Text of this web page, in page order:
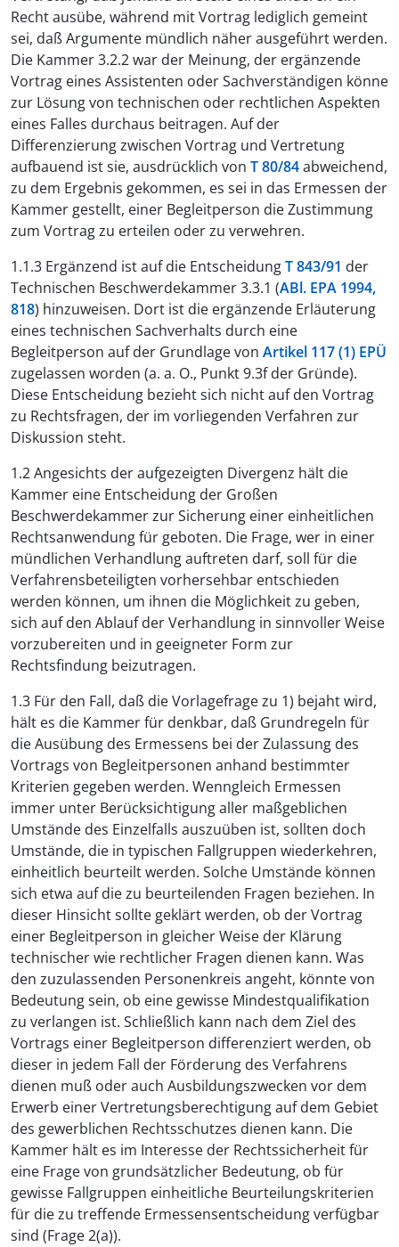
Recht ausübe, während mit Vortrag lediglich gemeint
sei, daß Argumente mündlich näher ausgeführt werden.
Die Kammer 3.2.2 war der Meinung, der ergänzende
Vortrag eines Assistenten oder Sachverständigen könne
zur Lösung von technischen oder rechtlichen Aspekten
eines Falles durchaus beitragen. Auf der
Differenzierung zwischen Vortrag und Vertretung
aufbauend ist sie, ausdrücklich von T 80/84abweichend,
zu dem Ergebnis gekommen, es sei in das Ermessen der
Kammer gestellt, einer Begleitperson die Zustimmung
zum Vortrag zu erteilen oder zu verwehren.
1.1.3 Ergänzend ist auf die EntscheidungT 843/91 der
Technischen Beschwerdekammer 3.3.1 (ABl. EPA 1994,
818) hinzuweisen. Dort ist die ergänzende Erläuterung
eines technischen Sachverhalts durch eine
Begleitperson auf der Grundlage von Artikel 117 (1) EPÜ
zugelassen worden (a. a. O., Punkt 9.3f der Gründe).
Diese Entscheidung bezieht sich nicht auf den Vortrag
zu Rechtsfragen, der im vorliegenden Verfahren zur
Diskussion steht.
1.2 Angesichts der aufgezeigten Divergenz hält die
Kammer eine Entscheidung der Großen
Beschwerdekammer zur Sicherung einer einheitlichen
Rechtsanwendung für geboten. Die Frage, wer in einer
mündlichen Verhandlung auftreten darf, soll für die
Verfahrensbeteiligten vorhersehbar entschieden
werden können, um ihnen die Möglichkeit zu geben,
sich auf den Ablauf der Verhandlung in sinnvoller Weise
vorzubereiten und in geeigneter Form zur
Rechtsfindung beizutragen.
1.3 Für den Fall, daß die Vorlagefrage zu 1) bejaht wird,
hält es die Kammer für denkbar, daß Grundregeln für
die Ausübung des Ermessens bei der Zulassung des
Vortrags von Begleitpersonen anhand bestimmter
Kriterien gegeben werden. Wenngleich Ermessen
immer unter Berücksichtigung aller maßgeblichen
Umstände des Einzelfalls auszuüben ist, sollten doch
Umstände, die in typischen Fallgruppen wiederkehren,
einheitlich beurteilt werden. Solche Umstände können
sich etwa auf die zu beurteilenden Fragen beziehen. In
dieser Hinsicht sollte geklärt werden, ob der Vortrag
einer Begleitperson in gleicher Weise der Klärung
technischer wie rechtlicher Fragen dienen kann. Was
den zuzulassenden Personenkreis angeht, könnte von
Bedeutung sein, ob eine gewisse Mindestqualifikation
zu verlangen ist. Schließlich kann nach dem Ziel des
Vortrags einer Begleitperson differenziert werden, ob
dieser in jedem Fall der Förderung des Verfahrens
dienen muß oder auch Ausbildungszwecken vor dem
Erwerb einer Vertretungsberechtigung auf dem Gebiet
des gewerblichen Rechtsschutzes dienen kann. Die
Kammer hält es im Interesse der Rechtssicherheit für
eine Frage von grundsätzlicher Bedeutung, ob für
gewisse Fallgruppen einheitliche Beurteilungskriterien
für die zu treffende Ermessensentscheidung verfügbar
sind (Frage 2(a)).